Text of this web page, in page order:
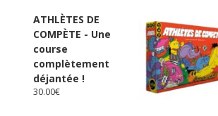
ATHLÈTES DE
COMPÈTE - Une
course
complètement
déjantée !
30.00€